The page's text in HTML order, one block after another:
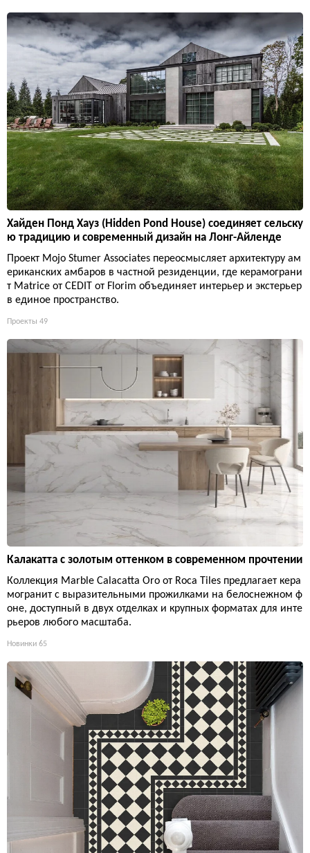
Хайден Понд Хауз (Hidden Pond House) соединяет сельску
ю традицию и современный дизайн на Лонг-Айленде
Проект Mojo Stumer Associates переосмысляет архитектуру ам
ериканских амбаров в частной резиденции, где керамограни
т Matrice от CEDIT от Florim объединяет интерьер и экстерьер
в единое пространство.
Проекты 49
Калакатта с золотым оттенком в современном прочтении
Коллекция Marble Calacatta Oro от Roca Tiles предлагает кера
могранит с выразительными прожилками на белоснежном ф
оне, доступный в двух отделках и крупных форматах для инте
рьеров любого масштаба.
Новинки 65